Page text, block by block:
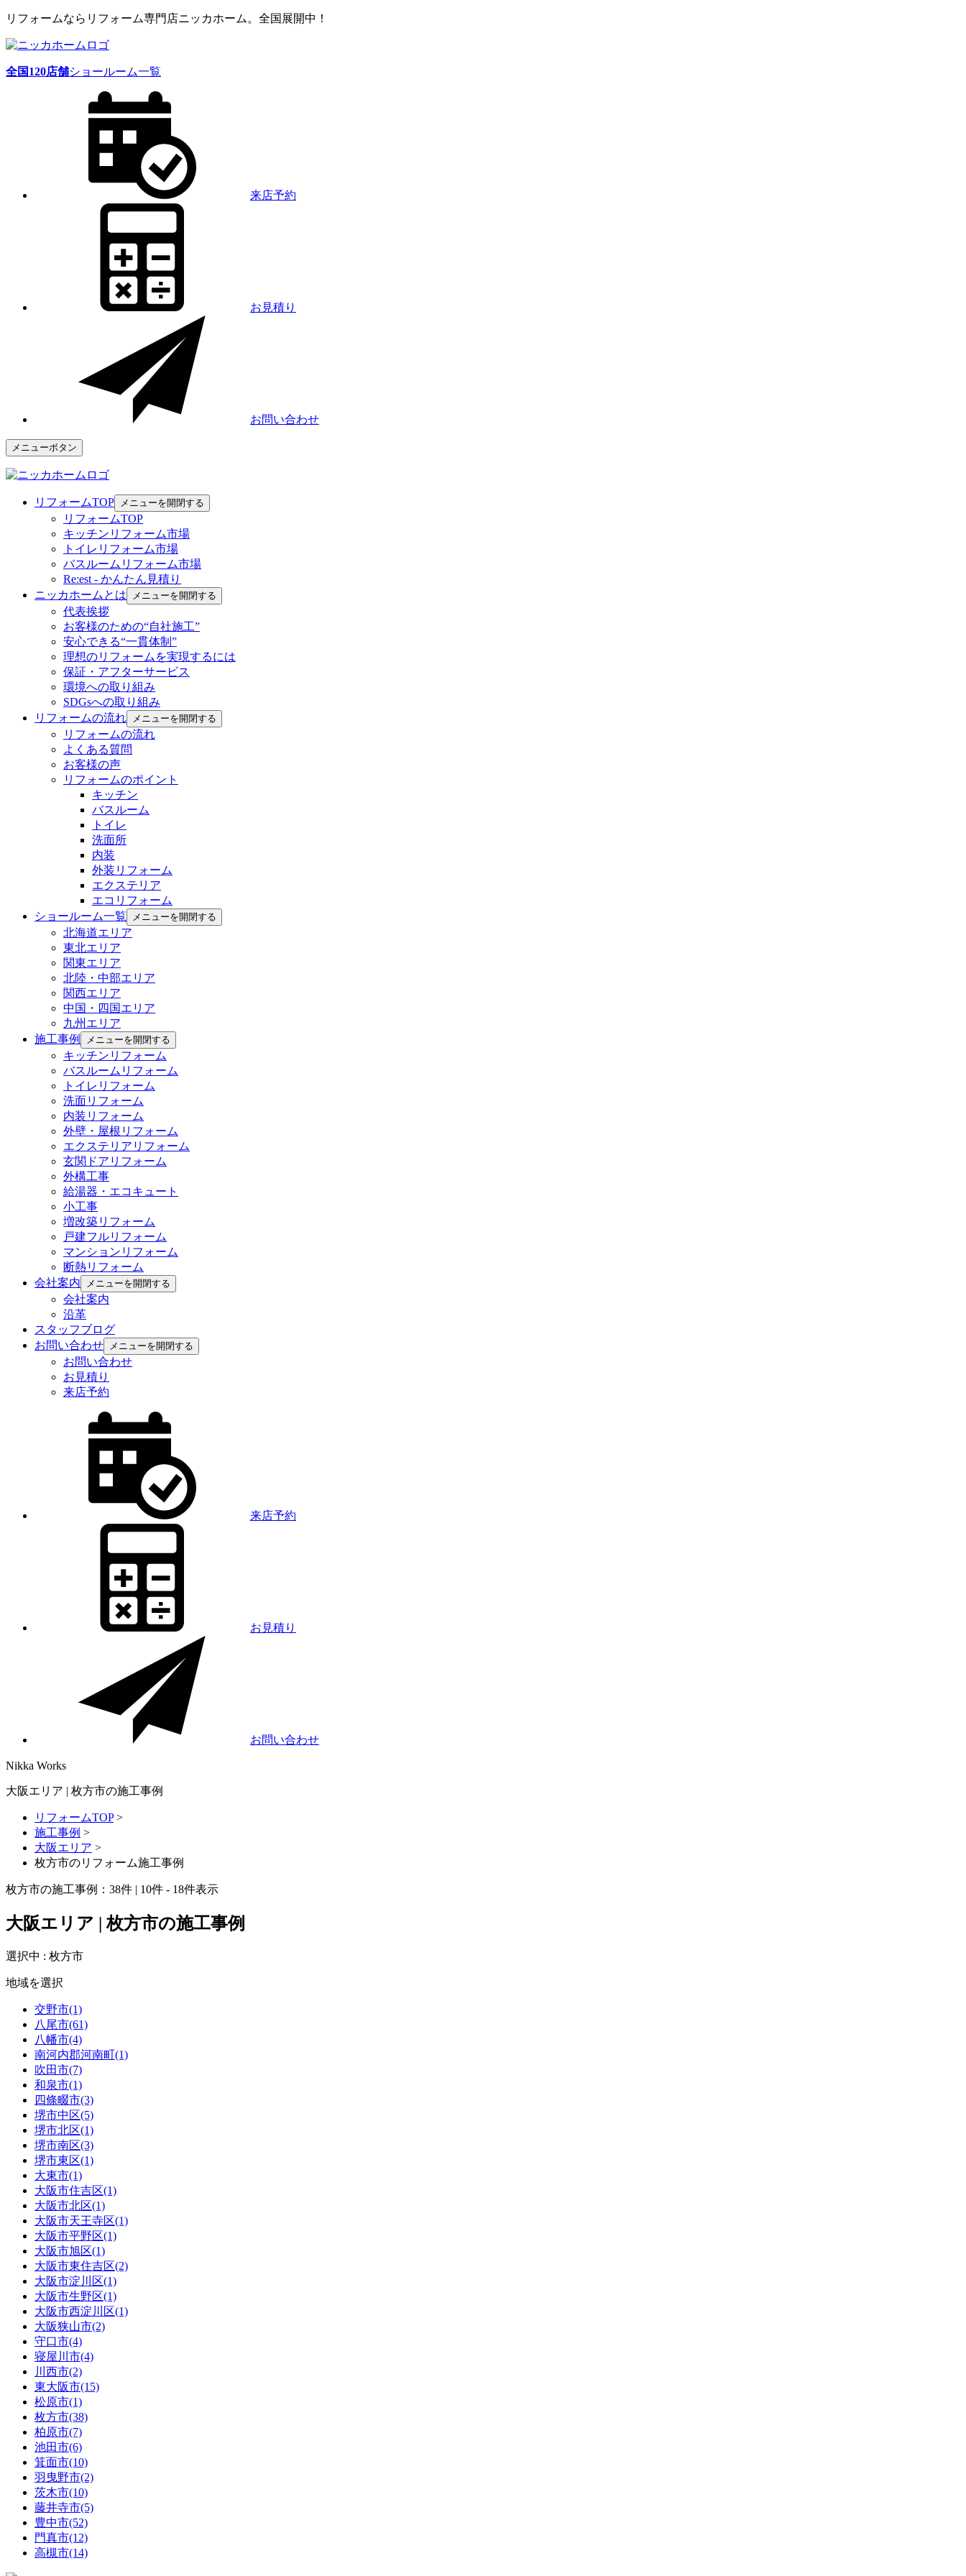
リフォームならリフォーム専門店ニッカホーム。全国展開中！
全国120店舗ショールーム一覧
来店予約
お見積り
お問い合わせ
メニューボタン
リフォームTOP メニューを開閉する
リフォームTOP
キッチンリフォーム市場
トイレリフォーム市場
バスルームリフォーム市場
Re:est - かんたん見積り
ニッカホームとは
メニューを開閉する
代表挨拶
お客様のための“自社施工”
安心できる“一貫体制”
理想のリフォームを実現するには
保証・アフターサービス
環境への取り組み
SDGsへの取り組み
リフォームの流れ
メニューを開閉する
リフォームの流れ
よくある質問
お客様の声
リフォームのポイント
キッチン
バスルーム
トイレ
洗面所
内装
外装リフォーム
エクステリア
エコリフォーム
ショールーム一覧
メニューを開閉する
北海道エリア
東北エリア
関東エリア
北陸・中部エリア
関西エリア
中国・四国エリア
九州エリア
施工事例
メニューを開閉する
キッチンリフォーム
バスルームリフォーム
トイレリフォーム
洗面リフォーム
内装リフォーム
外壁・屋根リフォーム
エクステリアリフォーム
玄関ドアリフォーム
外構工事
給湯器・エコキュート
小工事
増改築リフォーム
戸建フルリフォーム
マンションリフォーム
断熱リフォーム
会社案内
メニューを開閉する
会社案内
沿革
スタッフブログ
お問い合わせ
メニューを開閉する
お問い合わせ
お見積り
来店予約
来店予約
お見積り
お問い合わせ
Nikka Works
大阪エリア | 枚方市の施工事例
リフォームTOP>
施工事例 >
大阪エリア >
枚方市のリフォーム施工事例
枚方市の施工事例： 38件 | 10件 - 18件表示
大阪エリア | 枚方市の施工事例
選択中 : 枚方市
地域を選択
交野市(1)
八尾市(61)
八幡市(4)
南河内郡河南町(1)
吹田市(7)
和泉市(1)
四條畷市(3)
堺市中区(5)
堺市北区(1)
堺市南区(3)
堺市東区(1)
大東市(1)
大阪市住吉区(1)
大阪市北区(1)
大阪市天王寺区(1)
大阪市平野区(1)
大阪市旭区(1)
大阪市東住吉区(2)
大阪市淀川区(1)
大阪市生野区(1)
大阪市西淀川区(1)
大阪狭山市(2)
守口市(4)
寝屋川市(4)
川西市(2)
東大阪市(15)
松原市(1)
枚方市(38)
柏原市(7)
池田市(6)
箕面市(10)
羽曳野市(2)
茨木市(10)
藤井寺市(5)
豊中市(52)
門真市(12)
高槻市(14)